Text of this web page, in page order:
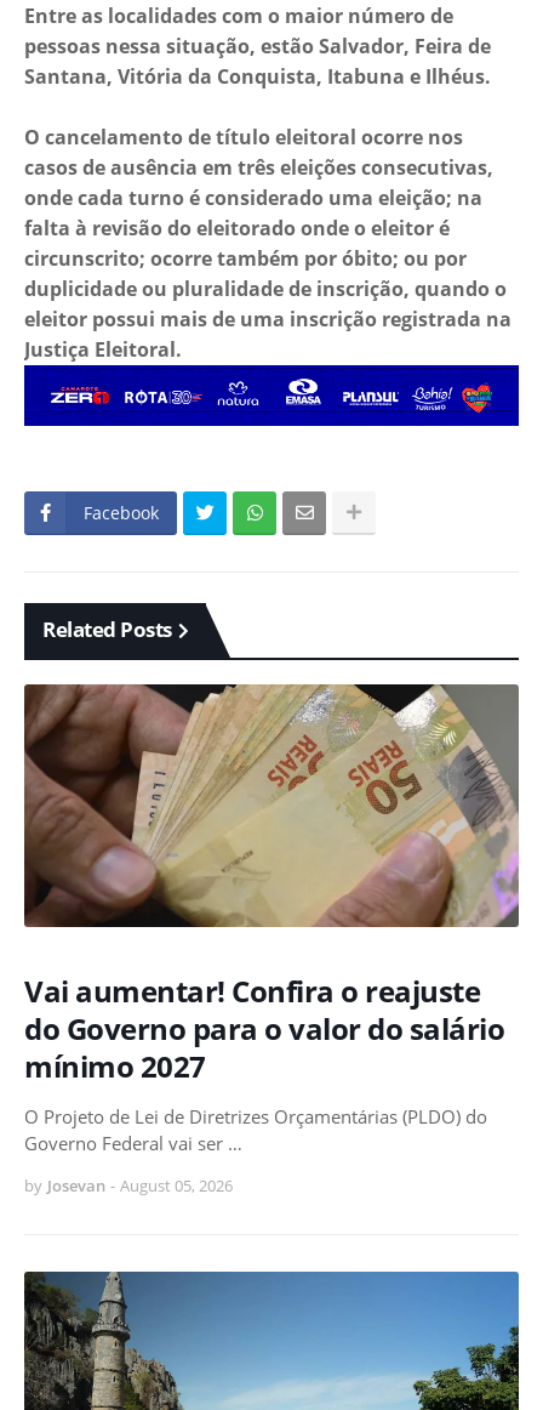
Entre as localidades com o maior número de
pessoas nessa situação, estão Salvador, Feira de
Santana, Vitória da Conquista, Itabuna e Ilhéus.
O cancelamento de título eleitoral ocorre nos
casos de ausência em três eleições consecutivas,
onde cada turno é considerado uma eleição; na
falta à revisão do eleitorado onde o eleitor é
circunscrito; ocorre também por óbito; ou por
duplicidade ou pluralidade de inscrição, quando o
eleitor possui mais de uma inscrição registrada na
Justiça Eleitoral.
Facebook
Related Posts
Vai aumentar! Confira o reajuste
do Governo para o valor do salário
mínimo 2027
O Projeto de Lei de Diretrizes Orçamentárias (PLDO) do
Governo Federal vai ser …
by Josevan - August 05, 2026